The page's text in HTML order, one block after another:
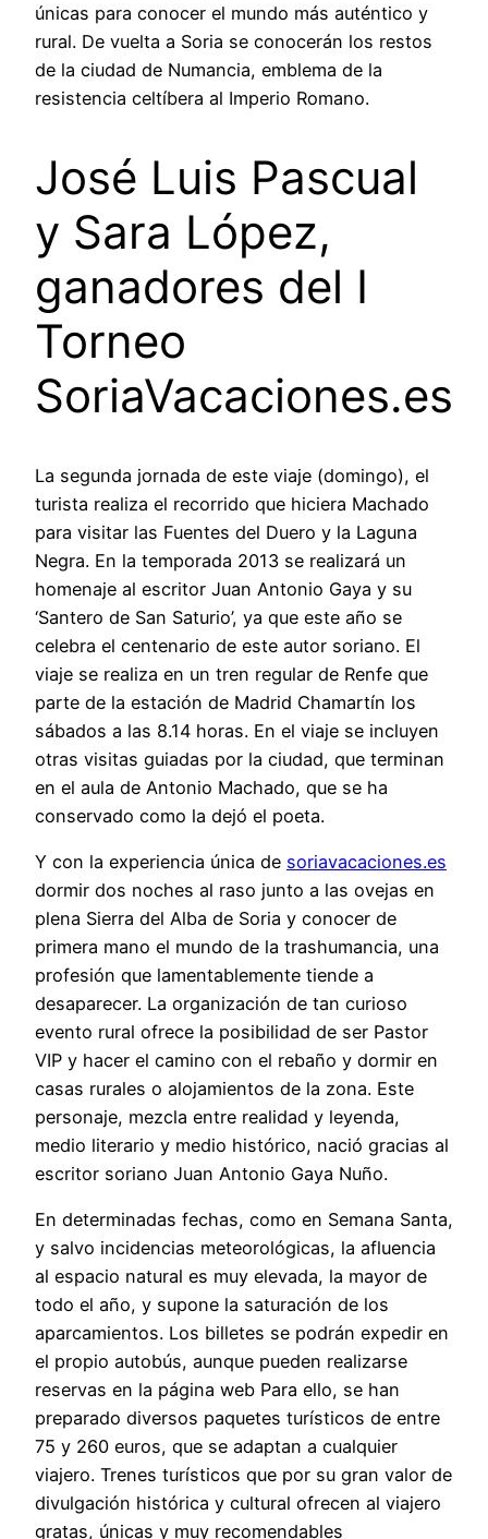
únicas para conocer el mundo más auténtico y
rural. De vuelta a Soria se conocerán los restos
de la ciudad de Numancia, emblema de la
resistencia celtíbera al Imperio Romano.
José Luis Pascual
y Sara López,
ganadores del I
Torneo
SoriaVacaciones.es
La segunda jornada de este viaje (domingo), el
turista realiza el recorrido que hiciera Machado
para visitar las Fuentes del Duero y la Laguna
Negra. En la temporada 2013 se realizará un
homenaje al escritor Juan Antonio Gaya y su
‘Santero de San Saturio’, ya que este año se
celebra el centenario de este autor soriano. El
viaje se realiza en un tren regular de Renfe que
parte de la estación de Madrid Chamartín los
sábados a las 8.14 horas. En el viaje se incluyen
otras visitas guiadas por la ciudad, que terminan
en el aula de Antonio Machado, que se ha
conservado como la dejó el poeta.
Y con la experiencia única de soriavacaciones.es
dormir dos noches al raso junto a las ovejas en
plena Sierra del Alba de Soria y conocer de
primera mano el mundo de la trashumancia, una
profesión que lamentablemente tiende a
desaparecer. La organización de tan curioso
evento rural ofrece la posibilidad de ser Pastor
VIP y hacer el camino con el rebaño y dormir en
casas rurales o alojamientos de la zona. Este
personaje, mezcla entre realidad y leyenda,
medio literario y medio histórico, nació gracias al
escritor soriano Juan Antonio Gaya Nuño.
En determinadas fechas, como en Semana Santa,
y salvo incidencias meteorológicas, la afluencia
al espacio natural es muy elevada, la mayor de
todo el año, y supone la saturación de los
aparcamientos. Los billetes se podrán expedir en
el propio autobús, aunque pueden realizarse
reservas en la página web Para ello, se han
preparado diversos paquetes turísticos de entre
75 y 260 euros, que se adaptan a cualquier
viajero. Trenes turísticos que por su gran valor de
divulgación histórica y cultural ofrecen al viajero
gratas, únicas y muy recomendables